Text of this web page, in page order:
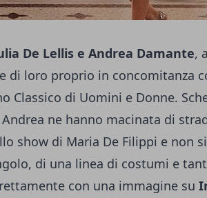
De Lellis e Andrea Damante,
di loro proprio in concomitanza
Classico di Uomini e Donne.
ne hanno macinata di
show di Maria De Filippi e non
di una linea di costumi e
con una immagine su